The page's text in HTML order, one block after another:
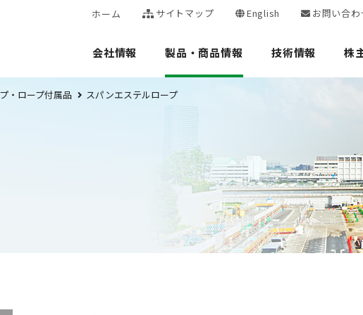
ホーム サイトマップ English お問い合わ
会社情報 製品・商品情報 技術情報 株
・ロープ付属品 スパンエステルロープ